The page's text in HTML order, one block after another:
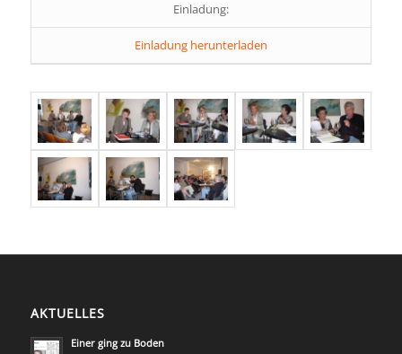
Einladung:
Einladung herunterladen
AKTUELLES
Einer ging zu Boden